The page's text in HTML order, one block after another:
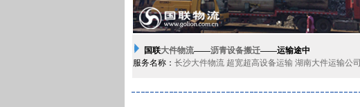
国联大件物流——沥青设备搬迁——运输途中
服务名称： 长沙大件物流 超宽超高设备运输 湖南大件运输公司